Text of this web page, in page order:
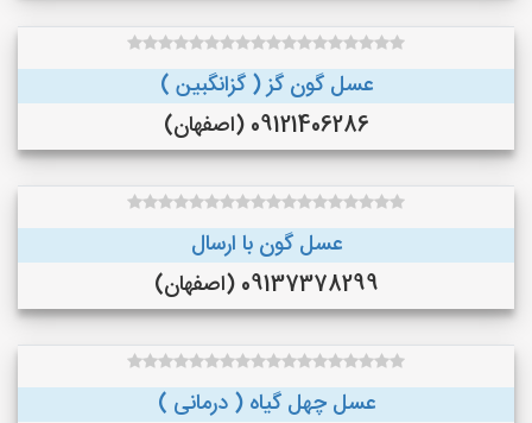
عسل گون گز ( گزانگبین )
09121406286 (اصفهان)
عسل گون با ارسال
09137378299 (اصفهان)
عسل چهل گیاه ( درمانی )